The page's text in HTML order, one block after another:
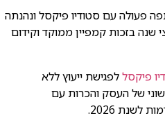
פעולה עם סטודיו פיקסל ונהנתה
תוך חצי שנה בזכות קמפיין ממוקד וקידום
פיקסללפגישת ייעוץ ללא
של העסק והכרות עם
2026.